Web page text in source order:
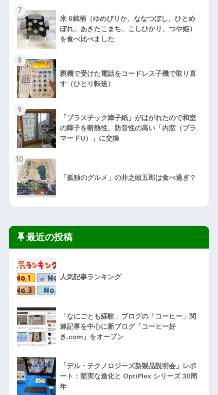
7
米 6銘柄（ゆめぴりか、ななつぼし、ひとめ
ぼれ、あきたこまち、こしひかり、つや姫）
を食べ比べました
8
親機で受けた電話をコードレス子機で取り直
す（ひとり転送）
9
「プラスチック障子紙」がはがれたので和室
の障子を断熱性、防音性の高い「内窓（プラ
マードU）」に交換
10
「孤独のグルメ」の井之頭五郎は食べ過ぎ？
最近の投稿
人気記事ランキング
「なにごとも経験」ブログの「コーヒー」関
連記事を中心に新ブログ「コーヒー好
き.com」をオープン
「デル・テクノロジーズ新製品説明会」レポ
ート：堅実な進化と OptiPlex シリーズ 30周
年